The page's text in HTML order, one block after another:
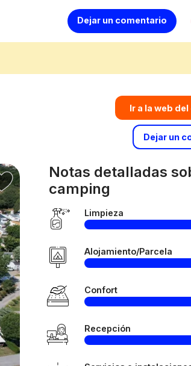
Dejar un comentario
Ir a la web
Dejar un
Notas detalladas
camping
Limpieza
Alojamiento/Parcela
Confort
Recepción